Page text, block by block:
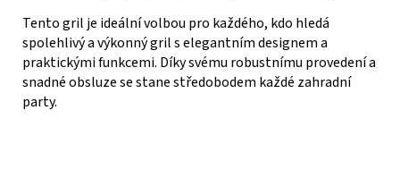
Tento gril je ideální volbou pro každého, kdo hledá
spolehlivý a výkonný gril s elegantním designem a
praktickými funkcemi. Díky svému robustnímu provedení a
snadné obsluze se stane středobodem každé zahradní
party.